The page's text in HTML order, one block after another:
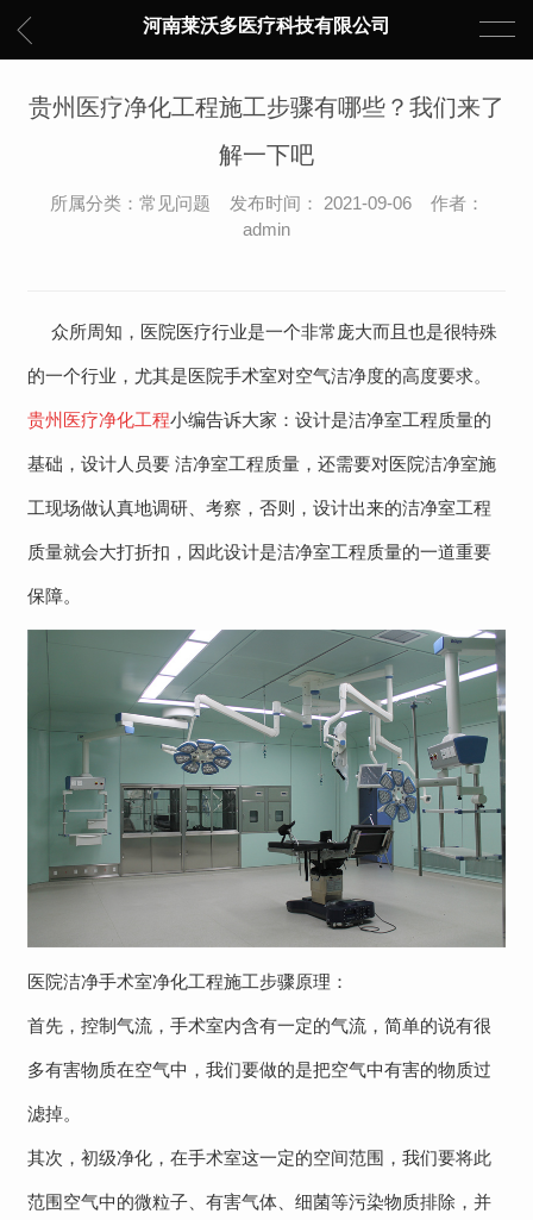
河南莱沃多医疗科技有限公司
贵州医疗净化工程施工步骤有哪些？我们来了
解一下吧
所属分类：常见问题 发布时间： 2021-09-06 作者：
admin
众所周知，医院医疗行业是一个非常庞大而且也是很特殊
的一个行业，尤其是医院手术室对空气洁净度的高度要求。
贵州医疗净化工程小编告诉大家：设计是洁净室工程质量的
基础，设计人员要 洁净室工程质量，还需要对医院洁净室施
工现场做认真地调研、考察，否则，设计出来的洁净室工程
质量就会大打折扣，因此设计是洁净室工程质量的一道重要
保障。
医院洁净手术室净化工程施工步骤原理：
首先，控制气流，手术室内含有一定的气流，简单的说有很
多有害物质在空气中，我们要做的是把空气中有害的物质过
滤掉。
其次，初级净化，在手术室这一定的空间范围，我们要将此
范围空气中的微粒子、有害气体、细菌等污染物质排除，并